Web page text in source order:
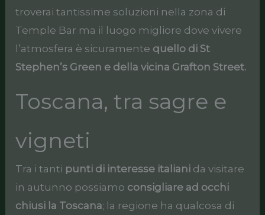
troverai tantissime soluzioni nella zona di
Temple Bar ma il luogo migliore dove vivere
l’atmosfera è sicuramente quello di St
Stephen’s Green e della vicina Grafton Street.
Toscana, tra sagre e
vigneti
Tra i tanti punti di interesse italiani da visitare
in autunno possiamo consigliare ad occhi
chiusi la Toscana; la regione ha qualcosa di